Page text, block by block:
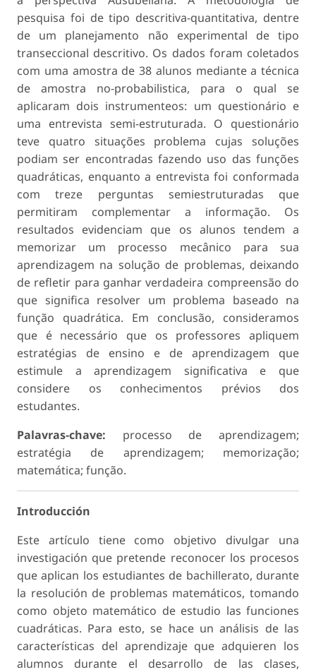
pesquisa foi de tipo descritiva-quantitativa, dentre
de um planejamento não experimental de tipo
transeccional descritivo. Os dados foram coletados
com uma amostra de 38 alunos mediante a técnica
de amostra no-probabilistica, para o qual se
aplicaram dois instrumenteos: um questionário e
uma entrevista semi-estruturada. O questionário
teve quatro situações problema cujas soluções
podiam ser encontradas fazendo uso das funções
quadráticas, enquanto a entrevista foi conformada
com treze perguntas semiestruturadas que
permitiram complementar a informação. Os
resultados evidenciam que os alunos tendem a
memorizar um processo mecânico para sua
aprendizagem na solução de problemas, deixando
de refletir para ganhar verdadeira compreensão do
que significa resolver um problema baseado na
função quadrática. Em conclusão, consideramos
que é necessário que os professores apliquem
estratégias de ensino e de aprendizagem que
estimule a aprendizagem significativa e que
considere os conhecimentos prévios dos
estudantes.
Palavras-chave: processo de aprendizagem;
estratégia de aprendizagem; memorização;
matemática; função.
Introducción
Este artículo tiene como objetivo divulgar una
investigación que pretende reconocer los procesos
que aplican los estudiantes de bachillerato, durante
la resolución de problemas matemáticos, tomando
como objeto matemático de estudio las funciones
cuadráticas. Para esto, se hace un análisis de las
características del aprendizaje que adquieren los
alumnos durante el desarrollo de las clases,